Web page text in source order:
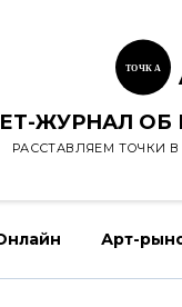
ТОЧК А
ЖУРНАЛ ОБ
РАССТАВЛЯЕМ ТОЧКИ
Арт-